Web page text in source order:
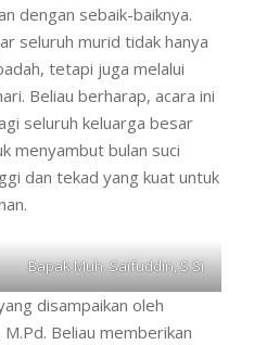
dengan sebaik-baiknya.
seluruh murid tidak hanya
tetapi juga melalui
Beliau berharap, acara ini
seluruh keluarga besar
menyambut bulan suci
dan tekad yang kuat untuk
Bapak Muh. Saifuddin, S.Si
disampaikan oleh
Beliau memberikan